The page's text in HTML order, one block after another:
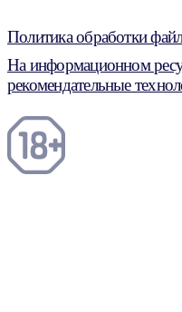
Политика обработки
На информационном
рекомендательные